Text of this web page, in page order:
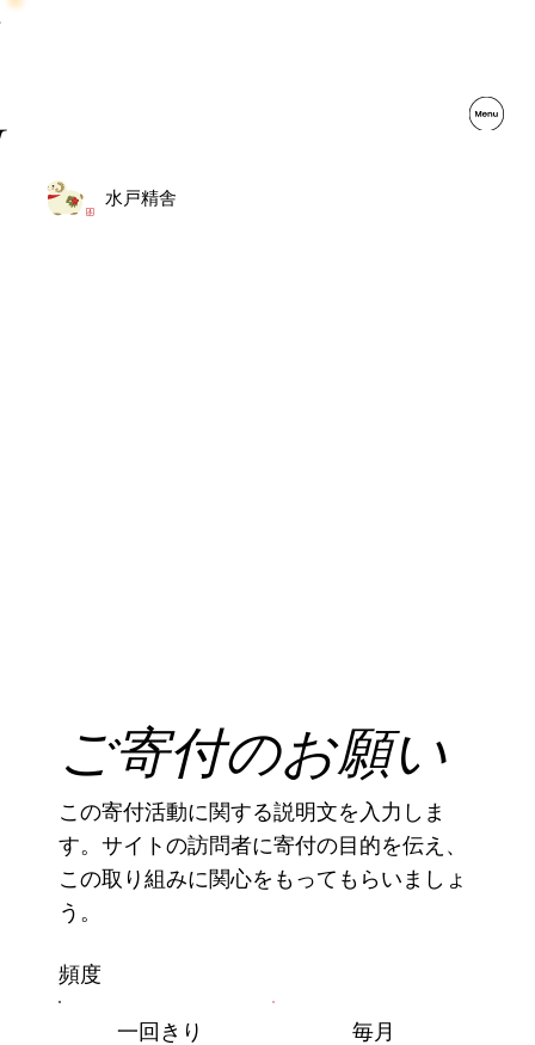
水戸精舎
ご寄付のお願い
この寄付活動に関する説明文を入力しま
す。サイトの訪問者に寄付の目的を伝え、
この取り組みに関心をもってもらいましょ
う。
頻度
一回きり 毎月